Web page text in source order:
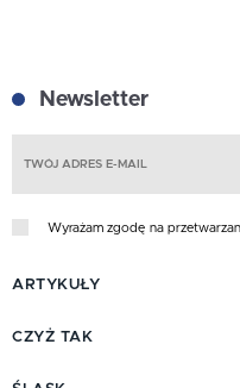
Newsletter
Wyrażam zgodę na
ARTYKUŁY
CZYŻ TAK